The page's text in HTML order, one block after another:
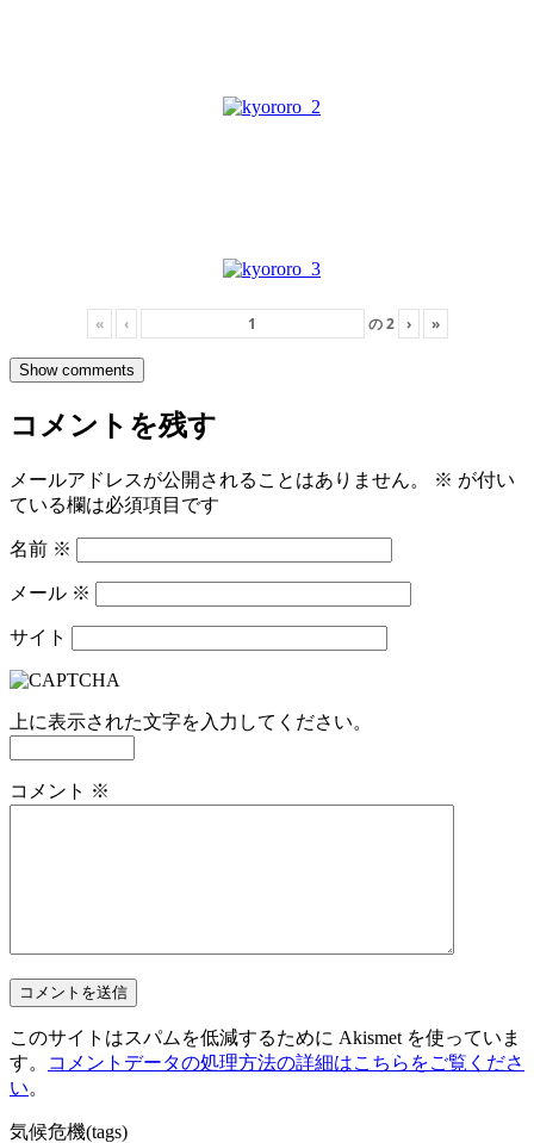
« ‹ の2 › »
Show comments
コメントを残す
メールアドレスが公開されることはありません。 ※ が付い
ている欄は必須項目です
名前 ※
メール ※
サイト
上に表示された文字を入力してください。
コメント ※
このサイトはスパムを低減するために Akismet を使っていま
す。
コメントデータの処理方法の詳細はこちらをご覧くださ
い。
気候危機(tags)